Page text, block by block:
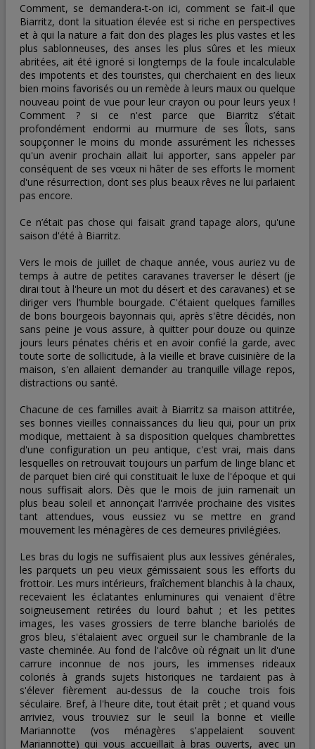
Comment, se demandera-t-on ici, comment se fait-il que
Biarritz, dont la situation élevée est si riche en perspectives
et à qui la nature a fait don des plages les plus vastes et les
plus sablonneuses, des anses les plus sûres et les mieux
abritées, ait été ignoré si longtemps de la foule incalculable
des impotents et des touristes, qui cherchaient en des lieux
bien moins favorisés ou un remède à leurs maux ou quelque
nouveau point de vue pour leur crayon ou pour leurs yeux !
Comment ? si ce n'est parce que Biarritz s’était
profondément endormi au murmure de ses Îlots, sans
soupçonner le moins du monde assurément les richesses
qu'un avenir prochain allait lui apporter, sans appeler par
conséquent de ses vœux ni hâter de ses efforts le moment
d'une résurrection, dont ses plus beaux rêves ne lui parlaient
pas encore.
Ce n’était pas chose qui faisait grand tapage alors, qu'une
saison d'été à Biarritz.
Vers le mois de juillet de chaque année, vous auriez vu de
temps à autre de petites caravanes traverser le désert (je
dirai tout à l'heure un mot du désert et des caravanes) et se
diriger vers l’humble bourgade. C'étaient quelques familles
de bons bourgeois bayonnais qui, après s'être décidés, non
sans peine je vous assure, à quitter pour douze ou quinze
jours leurs pénates chéris et en avoir confié la garde, avec
toute sorte de sollicitude, à la vieille et brave cuisinière de la
maison, s'en allaient demander au tranquille village repos,
distractions ou santé.
Chacune de ces familles avait à Biarritz sa maison attitrée,
ses bonnes vieilles connaissances du lieu qui, pour un prix
modique, mettaient à sa disposition quelques chambrettes
d'une configuration un peu antique, c'est vrai, mais dans
lesquelles on retrouvait toujours un parfum de linge blanc et
de parquet bien ciré qui constituait le luxe de l'époque et qui
nous suffisait alors. Dès que le mois de juin ramenait un
plus beau soleil et annonçait l'arrivée prochaine des visites
tant attendues, vous eussiez vu se mettre en grand
mouvement les ménagères de ces demeures privilégiées.
Les bras du logis ne suffisaient plus aux lessives générales,
les parquets un peu vieux gémissaient sous les efforts du
frottoir. Les murs intérieurs, fraîchement blanchis à la chaux,
recevaient les éclatantes enluminures qui venaient d'être
soigneusement retirées du lourd bahut ; et les petites
images, les vases grossiers de terre blanche bariolés de
gros bleu, s'étalaient avec orgueil sur le chambranle de la
vaste cheminée. Au fond de l'alcôve où régnait un lit d'une
carrure inconnue de nos jours, les immenses rideaux
coloriés à grands sujets historiques ne tardaient pas à
s'élever fièrement au-dessus de la couche trois fois
séculaire. Bref, à l'heure dite, tout était prêt ; et quand vous
arriviez, vous trouviez sur le seuil la bonne et vieille
Mariannotte (vos ménagères s'appelaient souvent
Mariannotte) qui vous accueillait à bras ouverts, avec un